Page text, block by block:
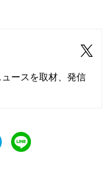
ースを取材、発信